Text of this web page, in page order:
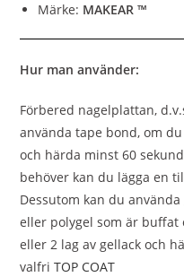
Märke: MAKEAR ™
Hur man använder:
Förbered nagelplattan,
använda tape bond, om
och härda minst 60
behöver kan du lägga en
Dessutom kan du
eller polygel som är buffat
eller 2 lag av gellack och
valfriTOP COAT